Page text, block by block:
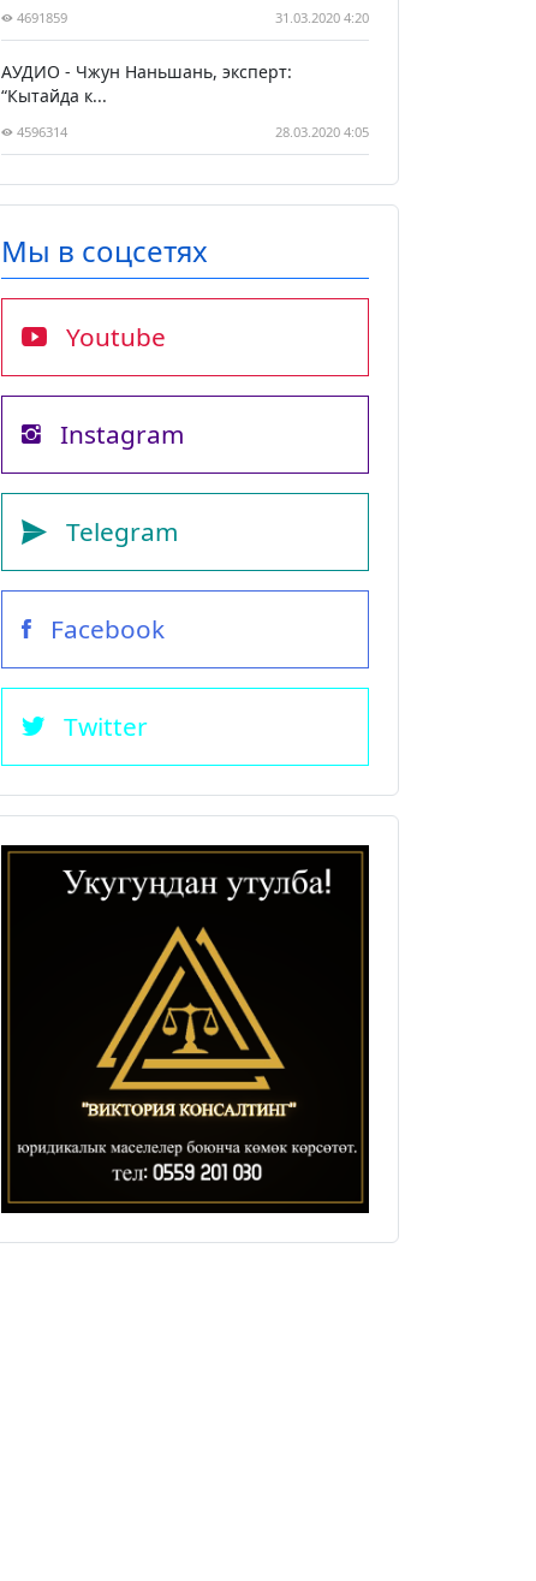
4691859 31.03.2020 4:20
АУДИО - Чжун Наньшань, эксперт:
“Кытайда к...
4596314 28.03.2020 4:05
Мы в соцсетях
Youtube
Instagram
Telegram
Facebook
Twitter